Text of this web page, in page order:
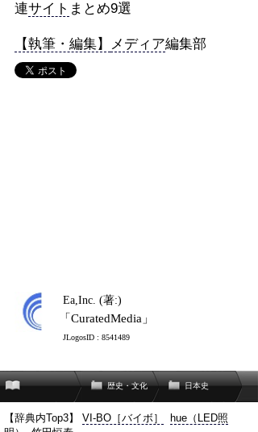
連サイト まとめ9選
【執筆・編集】 メディア編集部
Ea,Inc. (著:)
「CuratedMedia」
JLogosID : 8541489
歴史・文化 日本史
【辞典内Top3】 VI-BO［バイボ］
hue（LED照